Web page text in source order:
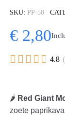
SKU PP-58
€ 2,80
     4.8
🌶️ Red Giant
zoete